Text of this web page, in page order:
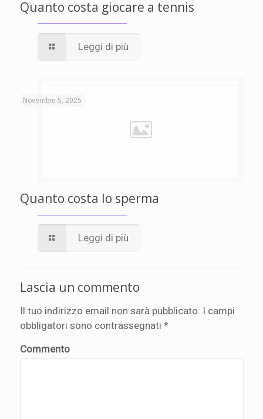
Quanto costa giocare a tennis
Leggi di più
Novembre 5, 2025
Quanto costa lo sperma
Leggi di più
Lascia un commento
Il tuo indirizzo email non sarà pubblicato. I campi
obbligatori sono contrassegnati *
Commento